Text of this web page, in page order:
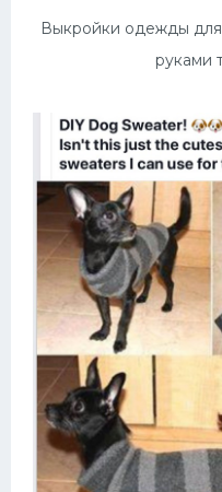
Выкройки одежды
руками